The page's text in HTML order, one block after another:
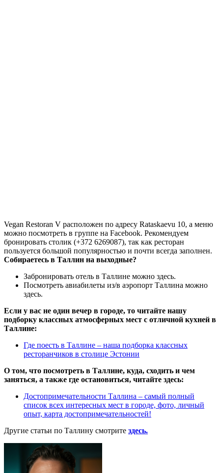
Vegan Restoran V расположен по адресу Rataskaevu 10, а меню
можно посмотреть в группе на Facebook. Рекомендуем
бронировать столик (+372 6269087), так как ресторан
пользуется большой популярностью и почти всегда заполнен.
Собираетесь в Таллин на выходные?
Забронировать отель в Таллине можно здесь.
Посмотреть авиабилеты из/в аэропорт Таллина можно
здесь.
Если у вас не один вечер в городе, то читайте нашу
подборку классных атмосферных мест с отличной кухней в
Таллине:
Где поесть в Таллине – наша подборка классных
ресторанчиков в столице Эстонии
О том, что посмотреть в Таллине, куда, сходить и чем
заняться, а также где остановиться, читайте здесь:
Достопримечательности Таллина – самый полный
список всех интересных мест в городе, фото, личный
опыт, карта достопримечательностей!
Другие статьи по Таллину смотрите здесь.